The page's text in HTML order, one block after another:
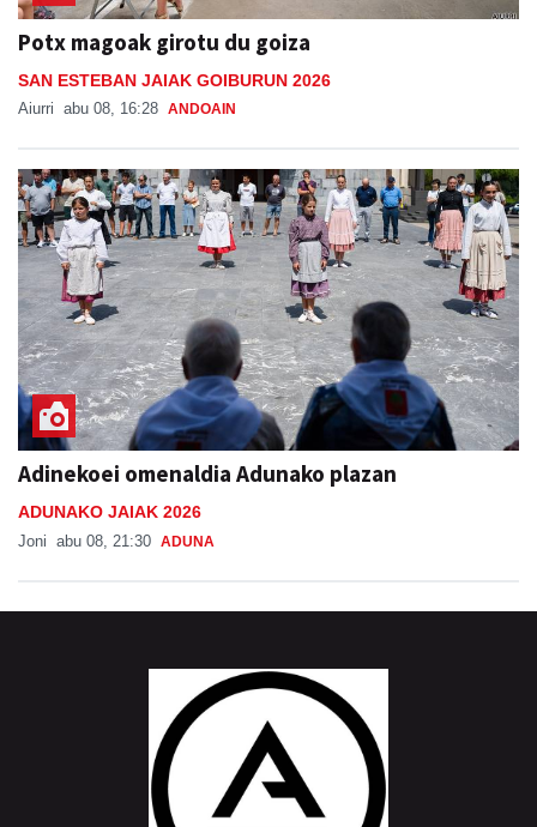
Potx magoak girotu du goiza
SAN ESTEBAN JAIAK GOIBURUN 2026
Aiurri abu 08, 16:28 ANDOAIN
Adinekoei omenaldia Adunako plazan
ADUNAKO JAIAK 2026
Joni abu 08, 21:30 ADUNA